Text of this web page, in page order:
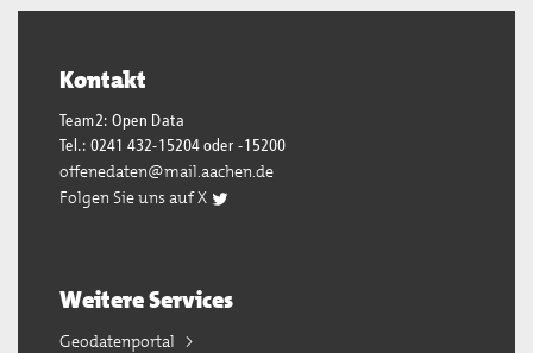
Kontakt
Team2: Open Data
Tel.: 0241 432-15204 oder -15200
offenedaten@mail.aachen.de
Folgen Sie uns auf X
Weitere Services
Geodatenportal